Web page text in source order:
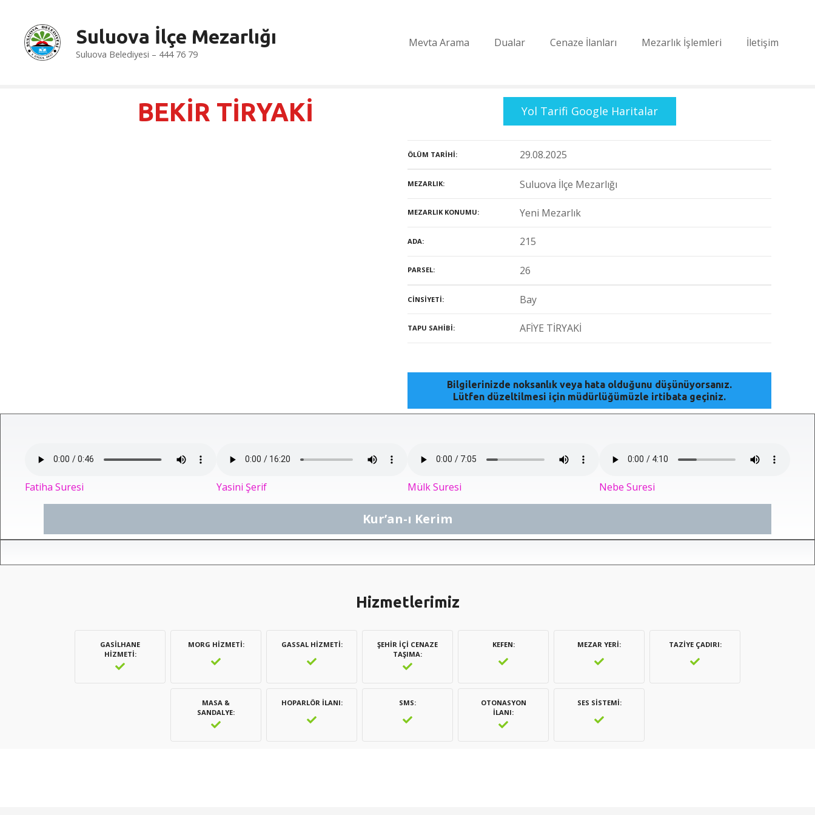
Suluova İlçe Mezarlığı
Suluova Belediyesi – 444 76 79
Mevta Arama Dualar Cenaze İlanları Mezarlık İşlemleri İletişim
BEKİR TİRYAKİ Yol Tarifi Google Haritalar
ÖLÜM TARIHI 29.08.2025
MEZARLIK Suluova İlçe Mezarlığı
MEZARLIK KONUMU Yeni Mezarlık
ADA 215
PARSEL 26
CINSIYETI Bay
TAPU SAHIBI AFİYE TİRYAKİ
Bilgilerinizde noksanlık veya hata olduğunu düşünüyorsanız.
Lütfen düzeltilmesi için müdürlüğümüzle irtibata geçiniz.
Fatiha Suresi Yasini Şerif Mülk Suresi Nebe Suresi
Kur’an-ı Kerim
Hizmetlerimiz
GASILHANE
HIZMETI
MORG HIZMETI GASSAL HIZMETI
ŞEHIR İÇI CENAZE
TAŞIMA
KEFEN MEZAR YERI TAZIYE ÇADIRI
MASA &
SANDALYE
HOPARLÖR İLANI SMS
OTONASYON
İLANI
SES SISTEMI